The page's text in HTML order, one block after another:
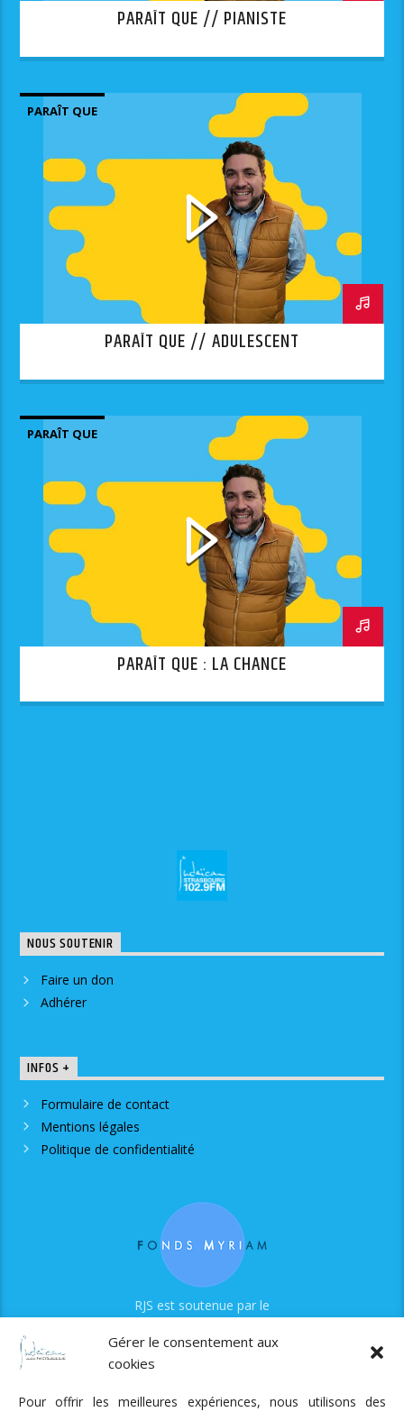
Gérer le consentement aux
cookies
Pour offrir les meilleures expériences, nous utilisons des
PARAÎT QUE // PIANISTE
PARAÎT QUE
PARAÎT QUE // ADULESCENT
PARAÎT QUE
PARAÎT QUE : LA CHANCE
NOUS SOUTENIR
Faire un don
Adhérer
INFOS +
Formulaire de contact
Mentions légales
Politique de confidentialité
RJS est soutenue par le